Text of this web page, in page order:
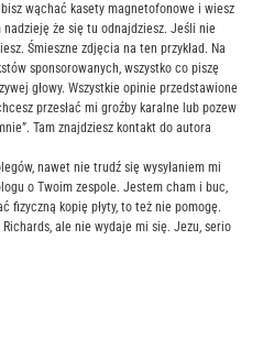
wąchać kasety magnetofonowe i wiesz
że się tu odnajdziesz. Jeśli nie
Śmieszne zdjęcia na ten przykład. Na
sponsorowanych, wszystko co piszę
głowy. Wszystkie opinie przedstawione
przesłać mi groźby karalne lub pozew
Tam znajdziesz kontakt do autora
nawet nie trudź się wysyłaniem mi
o Twoim zespole. Jestem cham i buc,
fizyczną kopię płyty, to też nie pomogę.
ale nie wydaje mi się. Jezu, serio